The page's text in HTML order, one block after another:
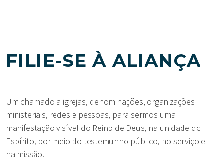
FILIE-SE À ALIANÇA
Um chamado a igrejas, denominações, organizações
ministeriais, redes e pessoas, para sermos uma
manifestação visível do Reino de Deus, na unidade do
Espírito, por meio do testemunho público, no serviço e
na missão.